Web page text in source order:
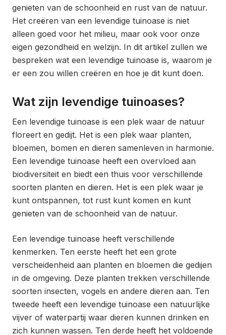
genieten van de schoonheid en rust van de natuur.
Het creëren van een levendige tuinoase is niet
alleen goed voor het milieu, maar ook voor onze
eigen gezondheid en welzijn. In dit artikel zullen we
bespreken wat een levendige tuinoase is, waarom je
er een zou willen creëren en hoe je dit kunt doen.
Wat zijn levendige tuinoases?
Een levendige tuinoase is een plek waar de natuur
floreert en gedijt. Het is een plek waar planten,
bloemen, bomen en dieren samenleven in harmonie.
Een levendige tuinoase heeft een overvloed aan
biodiversiteit en biedt een thuis voor verschillende
soorten planten en dieren. Het is een plek waar je
kunt ontspannen, tot rust kunt komen en kunt
genieten van de schoonheid van de natuur.
Een levendige tuinoase heeft verschillende
kenmerken. Ten eerste heeft het een grote
verscheidenheid aan planten en bloemen die gedijen
in de omgeving. Deze planten trekken verschillende
soorten insecten, vogels en andere dieren aan. Ten
tweede heeft een levendige tuinoase een natuurlijke
vijver of waterpartij waar dieren kunnen drinken en
zich kunnen wassen. Ten derde heeft het voldoende